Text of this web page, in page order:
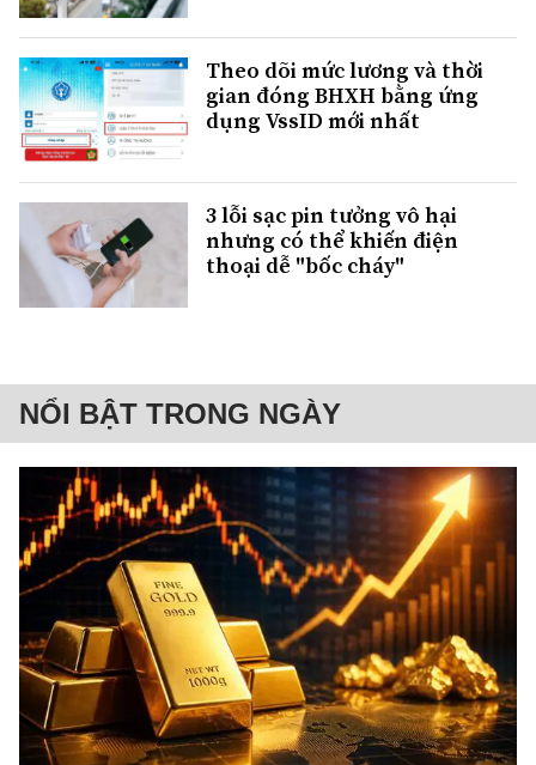
Theo dõi mức lương và thời
gian đóng BHXH bằng ứng
dụng VssID mới nhất
3 lỗi sạc pin tưởng vô hại
nhưng có thể khiến điện
thoại dễ "bốc cháy"
NỔI BẬT TRONG NGÀY